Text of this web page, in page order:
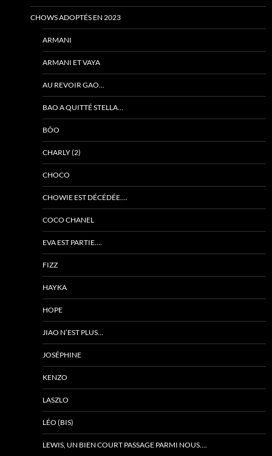
CHOWS ADOPTÉS EN 2023
ARMANI
ARMANI ET VAYA
AU REVOIR GAO…
BAO A QUITTÉ STELLA…
BÔO
CHARLY (2)
CHOCO
CHOWIE EST DÉCÉDÉE….
COCO CHANEL
EVA EST PARTIE….
FIZZ
HAYKA
HOPE
JIAO N’EST PLUS…
JOSÉPHINE
KENZO
LASZLO
LÉO (BIS)
LEWIS, UN BIEN COURT PASSAGE PARMI NOUS….